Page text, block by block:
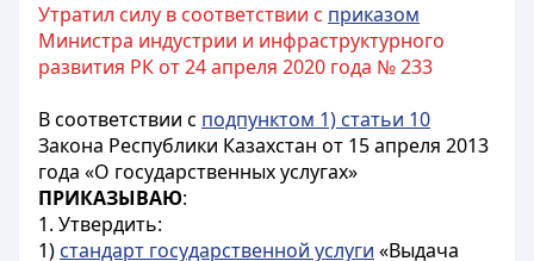
Утратил силу в соответствии с приказом
Министра индустрии и инфраструктурного
развития РК от 24 апреля 2020 года № 233
В соответствии с подпунктом 1) статьи 10
Закона Республики Казахстан от 15 апреля 2013
года «О государственных услугах»
ПРИКАЗЫВАЮ:
1. Утвердить:
1) стандарт государственной услуги «Выдача